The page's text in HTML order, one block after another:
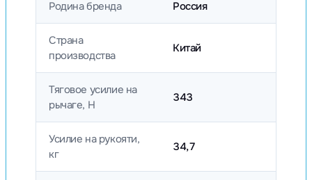
Родина бренда Россия
Страна
производства
Китай
Тяговое усилие на
рычаге, Н
343
Усилие на рукояти,
кг
34,7